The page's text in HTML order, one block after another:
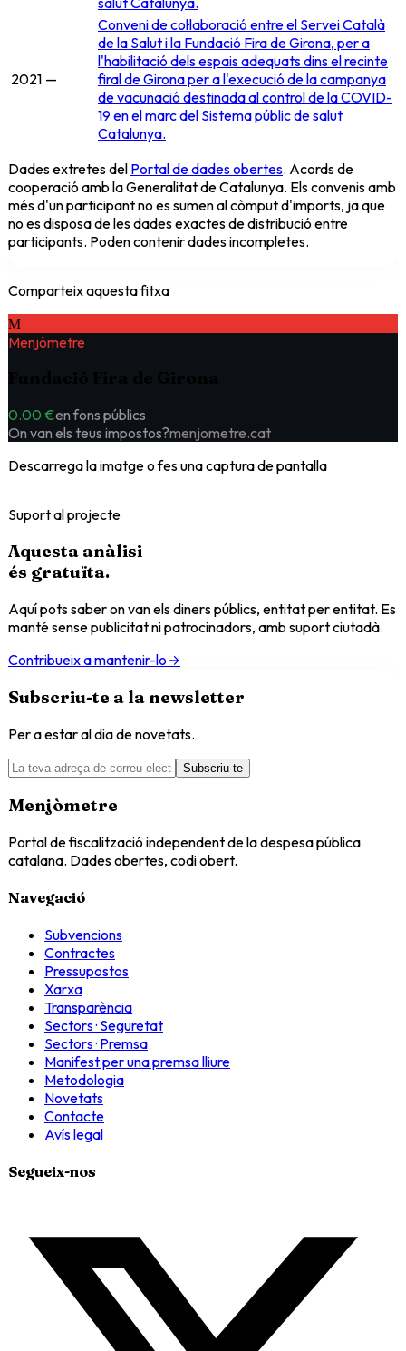
2021 —
Conveni de col·laboració entre el Servei Català
de la Salut i la Fundació Fira de Girona, per a
l'habilitació dels espais adequats dins el recinte
firal de Girona per a l'execució de la campanya
de vacunació destinada al control de la COVID-
19 en el marc del Sistema públic de salut
Catalunya.
Dades extretes del Portal de dades obertes. Acords de
cooperació amb la Generalitat de Catalunya. Els convenis amb
més d'un participant no es sumen al còmput d'imports, ja que
no es disposa de les dades exactes de distribució entre
participants. Poden contenir dades incompletes.
Comparteix aquesta fitxa
M
Menjòmetre
0.00 €en fons públics
On van els teus impostos?menjometre.cat
Descarrega la imatge o fes una captura de pantalla
Suport al projecte
Aquesta anàlisi
és gratuïta.
Aquí pots saber on van els diners públics, entitat per entitat. Es
manté sense publicitat ni patrocinadors, amb suport ciutadà.
Contribueix a mantenir-lo→
Subscriu-te a la newsletter
Per a estar al dia de novetats.
Subscriu-te
Menjòmetre
Portal de fiscalització independent de la despesa pública
catalana. Dades obertes, codi obert.
Navegació
Subvencions
Contractes
Pressupostos
Xarxa
Transparència
Sectors · Seguretat
Sectors · Premsa
Manifest per una premsa lliure
Metodologia
Novetats
Contacte
Avís legal
Segueix-nos